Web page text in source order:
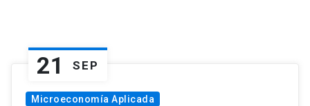
21 SEP
Microeconomía Aplicada